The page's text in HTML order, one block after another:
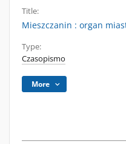
Title:
Mieszczanin : organ
Type:
Czasopismo
More